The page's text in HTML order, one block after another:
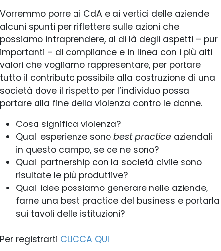
Vorremmo porre ai CdA e ai vertici delle aziende
alcuni spunti per riflettere sulle azioni che
possiamo intraprendere, al di là degli aspetti – pur
importanti – di compliance e in linea con i più alti
valori che vogliamo rappresentare, per portare
tutto il contributo possibile alla costruzione di una
società dove il rispetto per l’individuo possa
portare alla fine della violenza contro le donne.
Cosa significa violenza?
Quali esperienze sono best practice aziendali
in questo campo, se ce ne sono?
Quali partnership con la società civile sono
risultate le più produttive?
Quali idee possiamo generare nelle aziende,
farne una best practice del business e portarla
sui tavoli delle istituzioni?
Per registrarti CLICCA QUI